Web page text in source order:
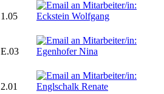
1.05
E.03
2.01